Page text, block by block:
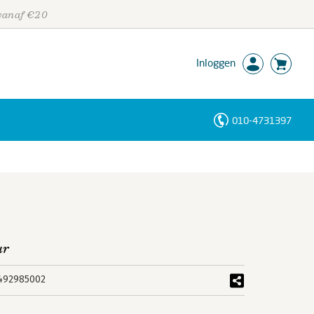
€20
Inloggen
010-4731397
Personen